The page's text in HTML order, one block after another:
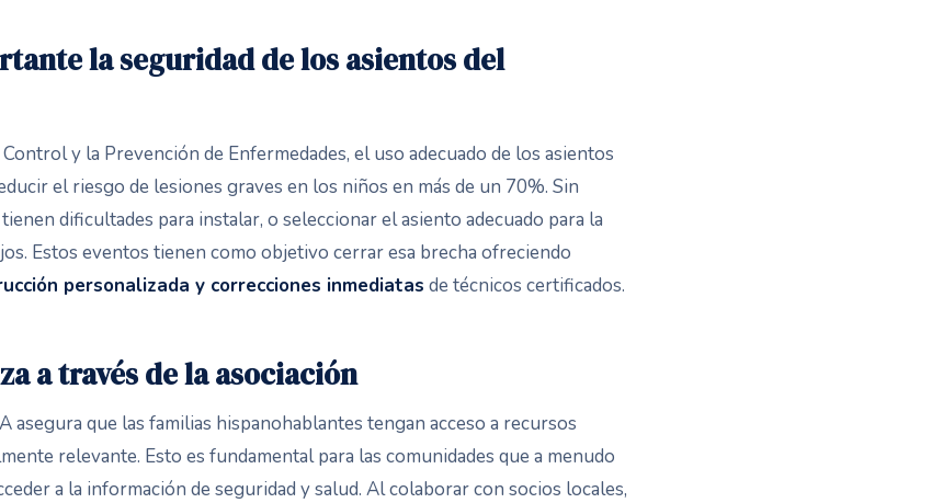
la seguridad de los asientos del
y la Prevención de Enfermedades, el uso adecuado de los asientos
el riesgo de lesiones graves en los niños en más de un 70%. Sin
dificultades para instalar, o seleccionar el asiento adecuado para la
Estos eventos tienen como objetivo cerrar esa brecha ofreciendo
personalizada y correcciones inmediatas de técnicos certificados.
a través de la asociación
asegura que las familias hispanohablantes tengan acceso a recursos
relevante. Esto es fundamental para las comunidades que a menudo
a la información de seguridad y salud. Al colaborar con socios locales,